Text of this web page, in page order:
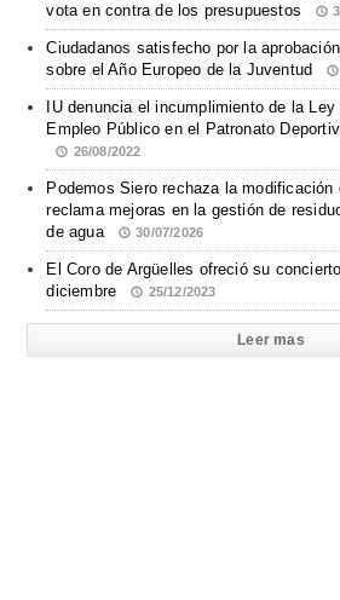
vota en contra de los presupuestos
Ciudadanos satisfecho por la
sobre el Año Europeo de la Juventud
IU denuncia el incumplimiento de la
Empleo Público en el Patronato
26/08/2022
Podemos Siero rechaza la
reclama mejoras en la gestión de
de agua
30/07/2026
El Coro de Argüelles ofreció su
diciembre
25/12/2023
Leer mas